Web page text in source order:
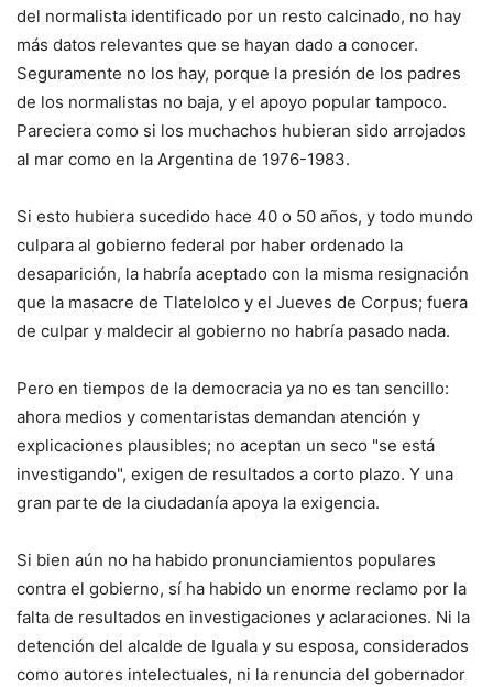
del normalista identificado por un resto calcinado, no hay
más datos relevantes que se hayan dado a conocer.
Seguramente no los hay, porque la presión de los padres
de los normalistas no baja, y el apoyo popular tampoco.
Pareciera como si los muchachos hubieran sido arrojados
al mar como en la Argentina de 1976-1983.
Si esto hubiera sucedido hace 40 o 50 años, y todo mundo
culpara al gobierno federal por haber ordenado la
desaparición, la habría aceptado con la misma resignación
que la masacre de Tlatelolco y el Jueves de Corpus; fuera
de culpar y maldecir al gobierno no habría pasado nada.
Pero en tiempos de la democracia ya no es tan sencillo:
ahora medios y comentaristas demandan atención y
explicaciones plausibles; no aceptan un seco "se está
investigando", exigen de resultados a corto plazo. Y una
gran parte de la ciudadanía apoya la exigencia.
Si bien aún no ha habido pronunciamientos populares
contra el gobierno, sí ha habido un enorme reclamo por la
falta de resultados en investigaciones y aclaraciones. Ni la
detención del alcalde de Iguala y su esposa, considerados
como autores intelectuales, ni la renuncia del gobernador